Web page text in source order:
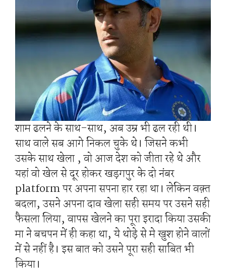
शाम ढलने के साथ-साथ, अब उम्र भी ढल रही थी।
साथ वाले सब आगे निकल चुके थे। जिसने कभी
उसके साथ खेला , वो आज देश को जीता रहे थे और
यहां वो खेल से दूर होकर खड़गपुर के दो नंबर
platform पर अपना सपना हार रहा था। लेकिन वक़्त
बदला, उसने अपना दाव खेला सही समय पर उसने सही
फैसला लिया, वापस खेलने का पूरा इरादा किया उसकी
मा ने बचपन में ही कहा था, ये थोड़े से मे खुश होने वालों
में से नहीं है। इस बात को उसने पूरा सही साबित भी
किया।